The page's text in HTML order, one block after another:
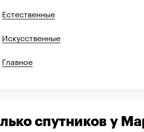
Естественные
Искусственные
Главное
спутников у